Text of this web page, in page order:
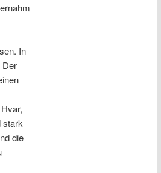
In
Der
stark
die